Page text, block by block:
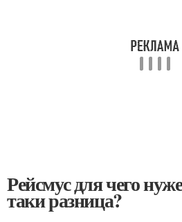
Рейсмус для чего
таки разница?